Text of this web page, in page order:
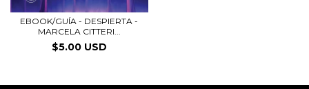
EBOOK/GUÍA - DESPIERTA -
MARCELA CITTERI...
$5.00 USD